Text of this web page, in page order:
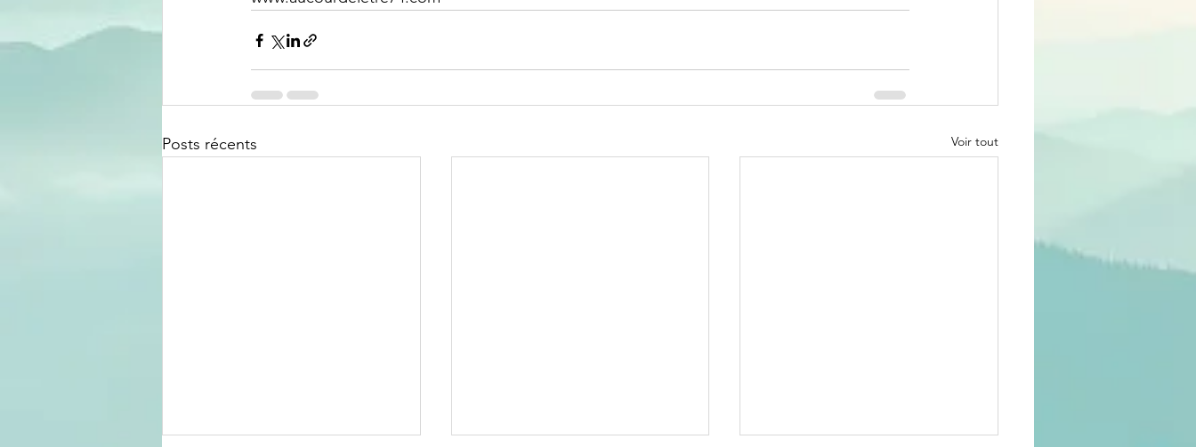
Posts récents Voir tout